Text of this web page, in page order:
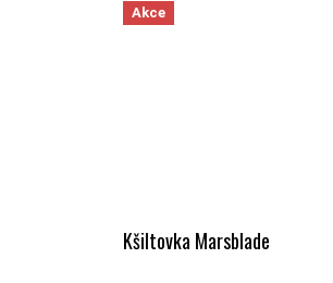
Akce
Kšiltovka Marsblade